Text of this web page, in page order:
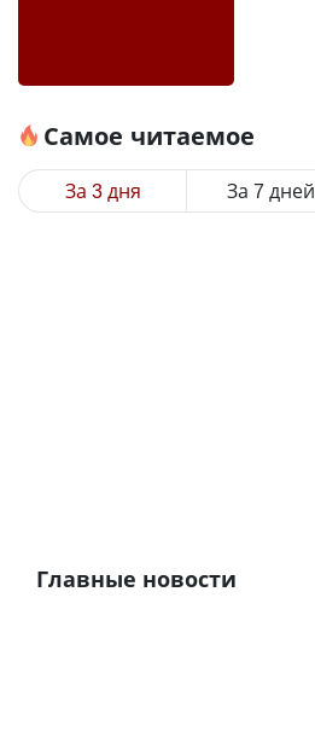
Самое читаемое
За 3 дня За 7 дней
Главные новости